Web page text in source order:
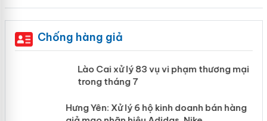
Chống hàng giả
Lào Cai xử lý 83 vụ vi phạm thương
mại trong tháng 7